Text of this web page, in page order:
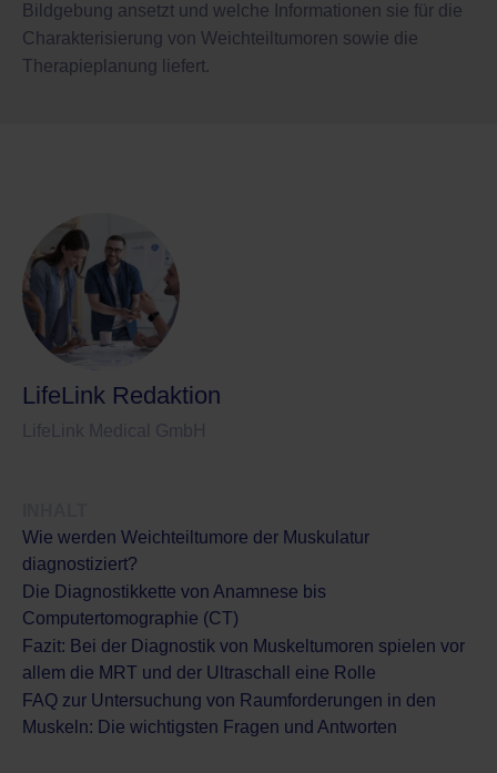
Bildgebung ansetzt und welche Informationen sie für die
Charakterisierung von Weichteiltumoren sowie die
Therapieplanung liefert.
LifeLink Redaktion
Wie werden Weichteiltumore der Muskulatur
diagnostiziert?
Die Diagnostikkette von Anamnese bis
Computertomographie (CT)
Fazit: Bei der Diagnostik von Muskeltumoren spielen vor
allem die MRT und der Ultraschall eine Rolle
FAQ zur Untersuchung von Raumforderungen in den
Muskeln: Die wichtigsten Fragen und Antworten